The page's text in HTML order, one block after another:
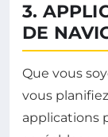
3.
DE
Que vous
vous
applications